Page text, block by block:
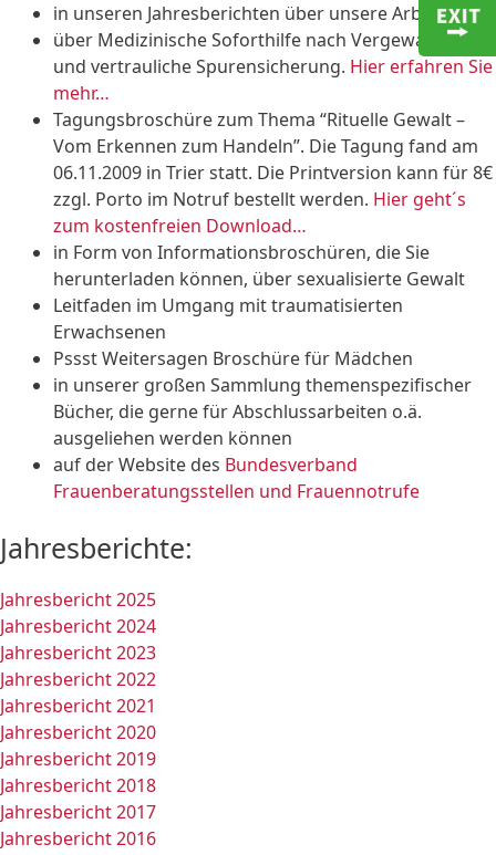
in unseren Jahresberichten über unsere Arbeit
über Medizinische Soforthilfe nach Vergewaltigung
und vertrauliche Spurensicherung. Hier erfahren Sie
mehr…
Tagungsbroschüre zum Thema “Rituelle Gewalt –
Vom Erkennen zum Handeln”. Die Tagung fand am
06.11.2009 in Trier statt. Die Printversion kann für 8€
zzgl. Porto im Notruf bestellt werden. Hier geht´s
zum kostenfreien Download…
in Form von Informationsbroschüren, die Sie
herunterladen können, über sexualisierte Gewalt
Leitfaden im Umgang mit traumatisierten
Erwachsenen
Pssst Weitersagen Broschüre für Mädchen
in unserer großen Sammlung themenspezifischer
Bücher, die gerne für Abschlussarbeiten o.ä.
ausgeliehen werden können
auf der Website des Bundesverband
Frauenberatungsstellen und Frauennotrufe
Jahresberichte:
Jahresbericht 2025
Jahresbericht 2024
Jahresbericht 2023
Jahresbericht 2022
Jahresbericht 2021
Jahresbericht 2020
Jahresbericht 2019
Jahresbericht 2018
Jahresbericht 2017
Jahresbericht 2016